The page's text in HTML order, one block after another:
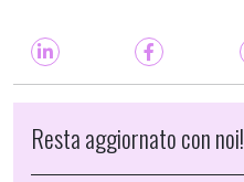
Resta aggiornato con noi!